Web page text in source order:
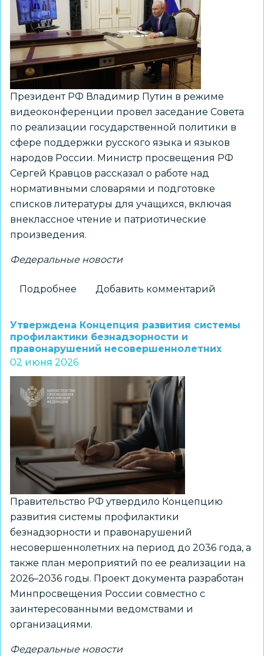
представителями
системы
образования
Сибирского
федерального
Президент РФ Владимир Путин в режиме
видеоконференции провел заседание Совета
по реализации государственной политики в
сфере поддержки русского языка и языков
народов России. Министр просвещения РФ
Сергей Кравцов рассказал о работе над
нормативными словарями и подготовке
списков литературы для учащихся, включая
внеклассное чтение и патриотические
произведения.
Федеральные новости
Подробнее
России
впервые
разработаны
все
нормативных
словарей
Добавить комментарий
Утверждена Концепция развития системы
профилактики безнадзорности и
правонарушений несовершеннолетних
02 июня 2026
Правительство РФ утвердило Концепцию
развития системы профилактики
безнадзорности и правонарушений
несовершеннолетних на период до 2036 года, а
также план мероприятий по ее реализации на
2026–2036 годы. Проект документа разработан
Минпросвещения России совместно с
заинтересованными ведомствами и
организациями.
Федеральные новости